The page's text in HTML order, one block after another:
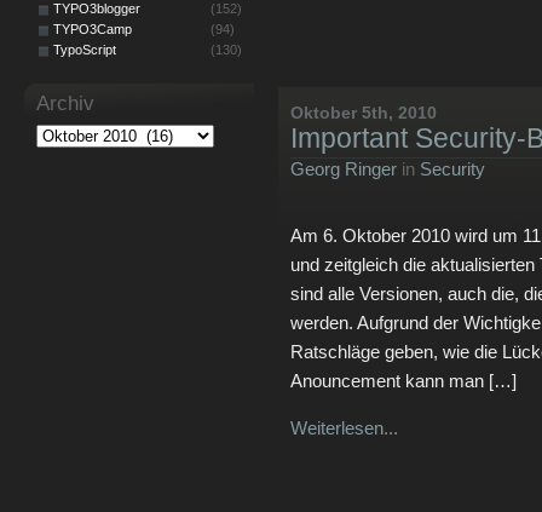
Oktober 5th, 2010
Important Security-
Georg Ringer in Security
Am 6. Oktober 2010 wird um
und zeitgleich die
sind alle Versionen, auch die,
werden. Aufgrund der
Ratschläge geben, wie die
Anouncement kann man […]
Weiterlesen...
TYPO3blogger
(152)
TYPO3Camp
(94)
TypoScript
(130)
Archiv